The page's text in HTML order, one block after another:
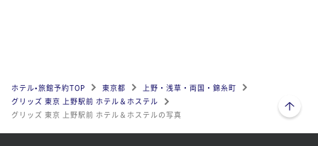
ホテル•旅館予約TOP 東京都
上野・浅草・両国・錦糸町
グリッズ 東京 上野駅前 ホテル＆ホステル
グリッズ 東京 上野駅前 ホテル＆ホステルの写真
ページトップへ